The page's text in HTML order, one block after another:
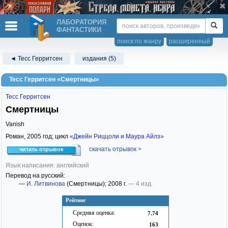
ЛАБОРАТОРИЯ
ФАНТАСТИКИ
расширенный
поиск по жанру
◄ Тесс Герритсен издания (5)
Тесс Герритсен «Смертницы»
Рейтинг
Средняя оценка: 7.74
Оценок: 163
Тесс Герритсен
Смертницы
Vanish
Роман, 2005 год; цикл «Джейн Риццоли и Маура Айлз»
читать отрывок скачать отрывок >
Язык написания: английский
Перевод на русский:
— И. Литвинова (Смертницы); 2008 г. — 4 изд.